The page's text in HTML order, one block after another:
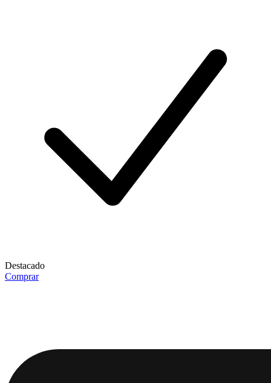
Destacado
Comprar